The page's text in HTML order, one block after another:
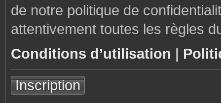
de notre politique de
attentivement toutes les règles
Conditions d’utilisation |
Inscription